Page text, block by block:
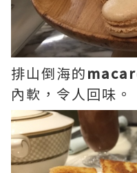
排山倒海的
內軟，令人回味。